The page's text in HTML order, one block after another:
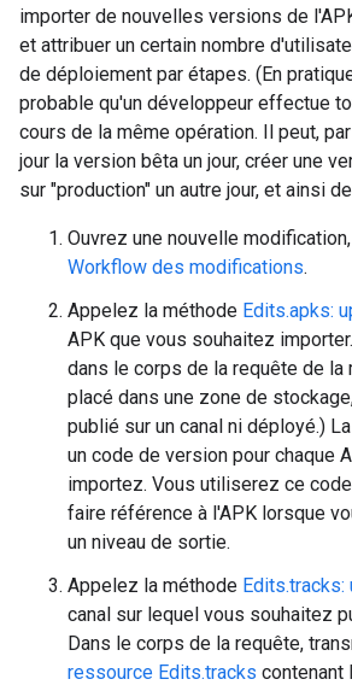
importer de nouvelles versions de
et attribuer un certain nombre
de déploiement par étapes. (En
probable qu'un développeur effectue
cours de la même opération. Il peut,
jour la version bêta un jour, créer une
sur "production" un autre jour, et ainsi
Ouvrez une nouvelle
Workflow des modifications.
Appelez la méthode Edits.apks:
APK que vous souhaitez
dans le corps de la requête de la
placé dans une zone de
publié sur un canal ni déployé.)
un code de version pour chaque
importez. Vous utiliserez ce
faire référence à l'APK lorsque
un niveau de sortie.
Appelez la méthode Edits.tracks:
canal sur lequel vous souhaitez
Dans le corps de la requête,
ressource Edits.tracks contenant